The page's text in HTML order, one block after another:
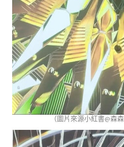
（圖片來源小紅書@森森